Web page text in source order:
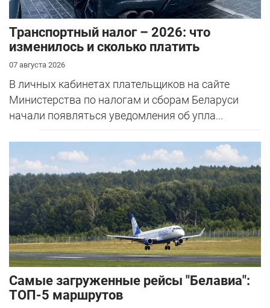
Транспортный налог – 2026: что
изменилось и сколько платить
07 августа 2026
В личных кабинетах плательщиков на сайте
Министерства по налогам и сборам Беларуси
начали появляться уведомления об упла...
Самые загруженные рейсы "Белавиа":
ТОП-5 маршрутов